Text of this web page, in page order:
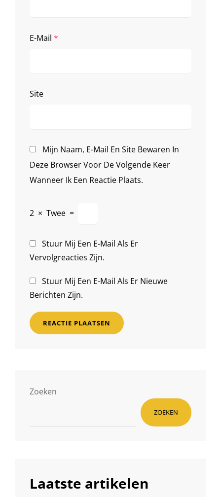
E-Mail *
Site
Mijn Naam, E-Mail En Site Bewaren In
Deze Browser Voor De Volgende Keer
Wanneer Ik Een Reactie Plaats.
2 × Twee =
Stuur Mij Een E-Mail Als Er
Vervolgreacties Zijn.
Stuur Mij Een E-Mail Als Er Nieuwe
Berichten Zijn.
Zoeken
ZOEKEN
Laatste artikelen